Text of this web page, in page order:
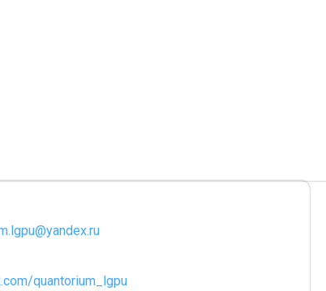
quantorium_lgpu